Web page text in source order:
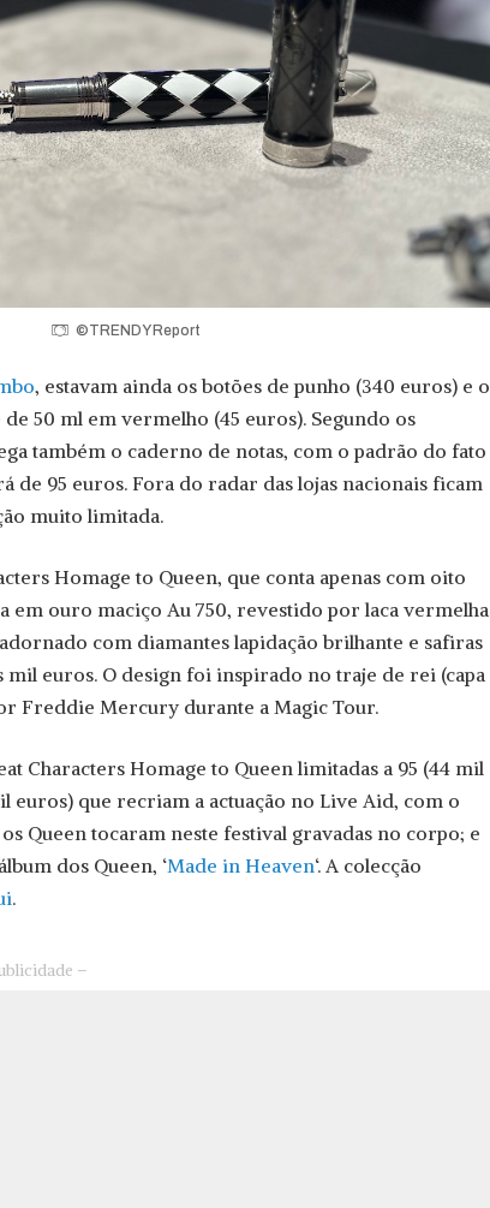
©TRENDY Report
, estavam ainda os botões de punho (340 euros) e o
50 ml em vermelho (45 euros). Segundo os
também o caderno de notas, com o padrão do fato
de 95 euros. Fora do radar das lojas nacionais ficam
muito limitada.
Homage to Queen, que conta apenas com oito
em ouro maciço Au 750, revestido por laca vermelha
com diamantes lapidação brilhante e safiras
mil euros. O design foi inspirado no traje de rei (capa
Freddie Mercury durante a Magic Tour.
Characters Homage to Queen limitadas a 95 (44 mil
euros) que recriam a actuação no Live Aid, com o
Queen tocaram neste festival gravadas no corpo; e
dos Queen, ‘Made in Heaven‘. A colecção
.
–